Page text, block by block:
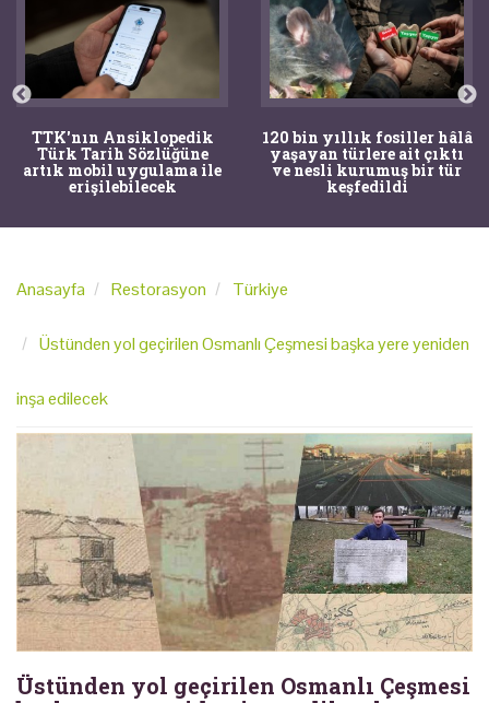
TTK'nın Ansiklopedik
Türk Tarih Sözlüğüne
artık mobil uygulama ile
erişilebilecek
120 bin yıllık fosiller hâlâ
yaşayan türlere ait çıktı
ve nesli kurumuş bir tür
keşfedildi
Anasayfa Restorasyon Türkiye
Üstünden yol geçirilen Osmanlı Çeşmesi başka yere yeniden
inşa edilecek
Üstünden yol geçirilen Osmanlı Çeşmesi